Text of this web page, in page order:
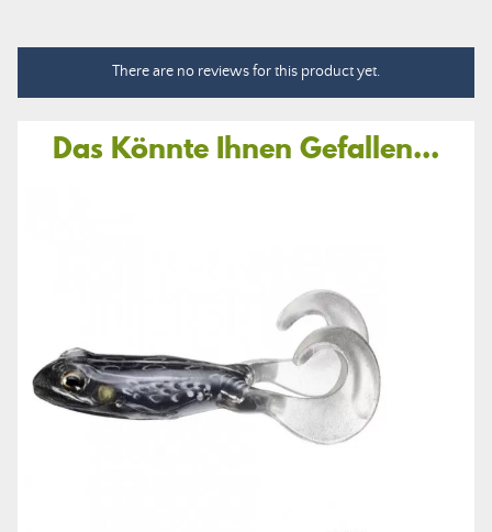
There are no reviews for this product yet.
Das Könnte Ihnen Gefallen...